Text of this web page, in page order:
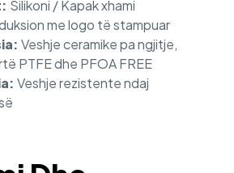
Silikoni / Kapak xhami
me logo të stampuar
Veshje ceramike pa ngjitje,
PTFE dhe PFOA FREE
Veshje rezistente ndaj